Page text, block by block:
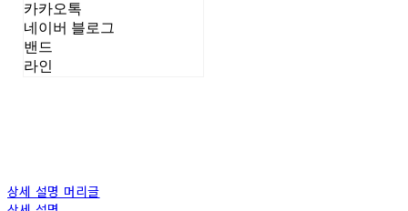
카카오톡
네이버 블로그
밴드
라인
상세 설명 머리글